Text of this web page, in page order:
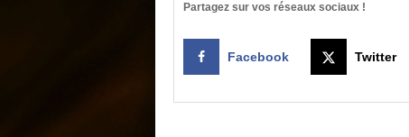
Partagez sur vos réseaux sociaux !
Facebook Twitter